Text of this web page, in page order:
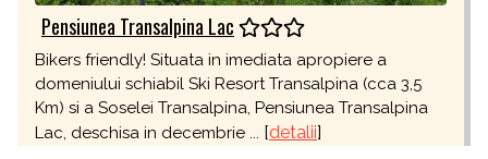
Pensiunea Transalpina Lac
Bikers friendly! Situata in imediata apropiere a
domeniului schiabil Ski Resort Transalpina (cca 3,5
Km) si a Soselei Transalpina, Pensiunea Transalpina
Lac, deschisa in decembrie ... [detalii]